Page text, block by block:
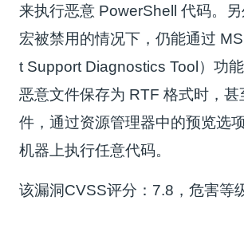
来执行恶意 PowerShell 代码。
宏被禁用的情况下，仍能通过
t Support Diagnostics Tool）功
恶意文件保存为 RTF 格式时，甚
件，通过资源管理器中的预览选
机器上执行任意代码。
该漏洞CVSS评分：7.8，危害等